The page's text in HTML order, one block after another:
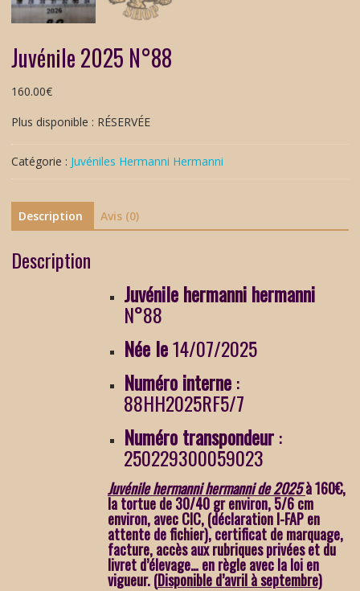
Juvénile 2025 N°88
160.00€
Plus disponible : RÉSERVÉE
Catégorie : Juvéniles Hermanni Hermanni
Description Avis (0)
Description
Juvénilehermanni hermanni
N°88
Née le14/07/2025
Numéro interne:
88HH2025RF5/7
Numéro transpondeur:
250229300059023
Juvénile hermanni hermanni de 2025à 160€,
la tortue de 30/40 gr environ, 5/6 cm
environ,avec CIC, (déclaration I-FAP en
attente de fichier), certificat de marquage,
facture, accès aux rubriques privées et du
livret d’élevage… en règle avec la loi en
vigueur. (Disponible d’avril à septembre)